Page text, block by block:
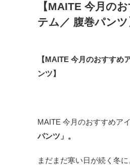
【MAITE 今月の
テム／ 腹巻パンツ
【MAITE 今月のおすすめ
ンツ】
MAITE 今月のおすすめアイ
パンツ」。
まだまだ寒い日が続く冬に